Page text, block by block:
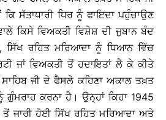
ਸੱਤਾਧਾਰੀ ਧਿਰ ਨੂੰ ਫਾਇਦਾ ਪਹੁੰਚਾਉਣ
ਕਿਸੇ ਵਿਅਕਤੀ ਵਿਸ਼ੇਸ਼ ਦੀ ਜੁਬਾਨ ਬੰਦ
ਸਿੱਖ ਰਹਿਤ ਮਰਿਆਦਾ ਨੂੰ ਧਿਆਨ ਵਿੱਚ
ਜਾਂ ਵਿਅਕਤੀ ਤੋਂ ਹਦਾਇਤਾਂ ਲੈ ਕੇ ਕੀਤੇ
ਜੀ ਦੇ ਫੈਸਲੇ ਕਹਿਣਾ ਅਕਾਲ ਤਖ਼ਤ
ਗੁੰਮਰਾਹ ਕਰਨਾ ਹੈ। ਉਨ੍ਹਾਂ ਕਿਹਾ 1945
ਤੋਂ ਜਾਰੀ ਹੋਈ ਸਿੱਖ ਰਹਿਤ ਮਰਿਆਦਾ ਅਤੇ